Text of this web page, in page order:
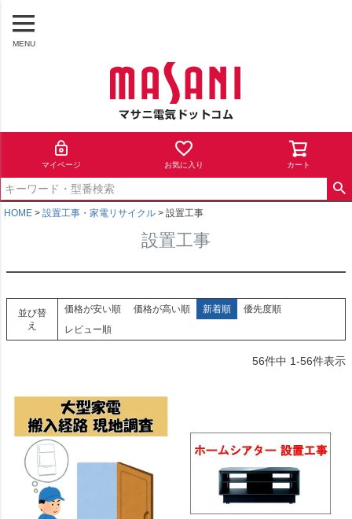
MENU
マイページ お気に入り カート
HOME 設置工事・家電リサイクル 設置工事
設置工事
並び替
え
価格が安い順 価格が高い順 新着順
優先度順
レビュー順
56件中 1-56件表示